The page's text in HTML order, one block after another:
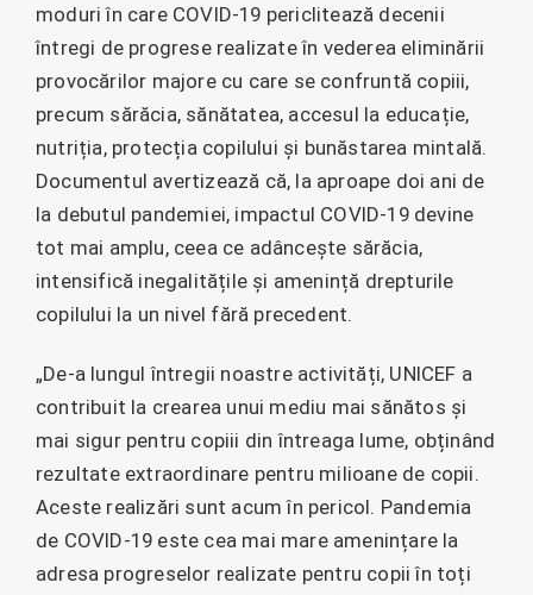
moduri în care COVID-19 periclitează decenii
întregi de progrese realizate în vederea eliminării
provocărilor majore cu care se confruntă copiii,
precum sărăcia, sănătatea, accesul la educație,
nutriția, protecția copilului și bunăstarea mintală.
Documentul avertizează că, la aproape doi ani de
la debutul pandemiei, impactul COVID-19 devine
tot mai amplu, ceea ce adâncește sărăcia,
intensifică inegalitățile și amenință drepturile
copilului la un nivel fără precedent.
„De-a lungul întregii noastre activități, UNICEF a
contribuit la crearea unui mediu mai sănătos și
mai sigur pentru copiii din întreaga lume, obținând
rezultate extraordinare pentru milioane de copii.
Aceste realizări sunt acum în pericol. Pandemia
de COVID-19 este cea mai mare amenințare la
adresa progreselor realizate pentru copii în toți